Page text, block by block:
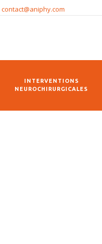
contact@aniphy.com
INTERVENTIONS
NEUROCHIRURGICALES